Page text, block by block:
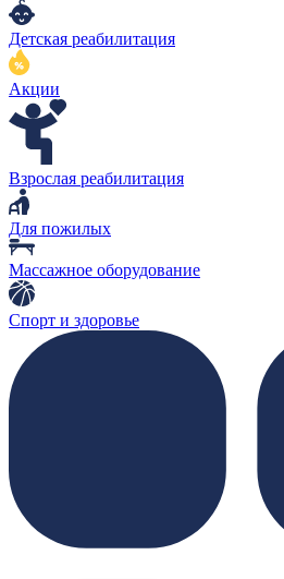
Детская реабилитация
Акции
Взрослая реабилитация
Для пожилых
Массажное оборудование
Спорт и здоровье